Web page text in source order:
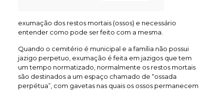
exumação dos restos mortais (ossos) e necessário
entender como pode ser feito com a mesma.
Quando o cemitério é municipal e a família não possui
jazigo perpetuo, exumação é feita em jazigos que tem
um tempo normatizado, normalmente os restos mortais
são destinados a um espaço chamado de “ossada
perpétua”, com gavetas nas quais os ossos permanecem